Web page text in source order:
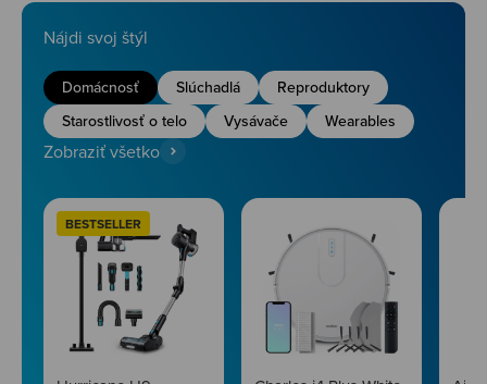
Nájdi svoj štýl
Domácnosť Slúchadlá
Reproduktory
Starostlivosť o telo
Vysávače Wearables
Zobraziť všetko
BESTSELLER